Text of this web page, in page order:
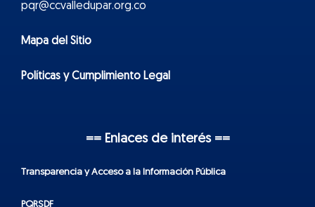
pqr@ccvalledupar.org.co
Mapa del Sitio
Políticas y Cumplimiento Legal
== Enlaces de interés ==
Transparencia y Acceso a la Información Pública
PQRSDF